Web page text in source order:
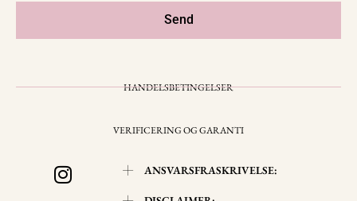
Send
HANDELSBETINGELSER
VERIFICERING OG GARANTI
I
n
ANSVARSFRASKRIVELSE: